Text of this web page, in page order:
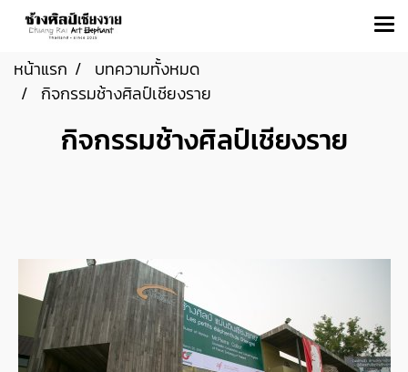
หน้าแรก
บทความทั้งหมด
กิจกรรมช้างศิลป์เชียงราย
กิจกรรมช้างศิลป์เชียงราย